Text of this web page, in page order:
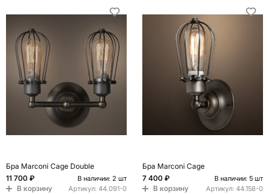
Бра Marconi Cage Double
11 700 ₽
В наличии: 2 шт
В корзину Артикул: 44.091-0
Бра Marconi Cage
7 400 ₽
В наличии: 5 шт
В корзину Артикул: 44.158-0